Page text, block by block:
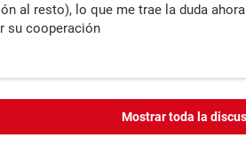
al resto), lo que me trae la duda
su cooperación
Mostrar toda la